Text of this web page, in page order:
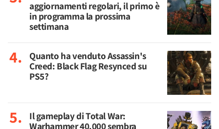
aggiornamenti regolari, il primo è
in programma la prossima
settimana
Quanto ha venduto Assassin's
Creed: Black Flag Resynced su
PS5?
Il gameplay di Total War:
Warhammer 40.000 sembra